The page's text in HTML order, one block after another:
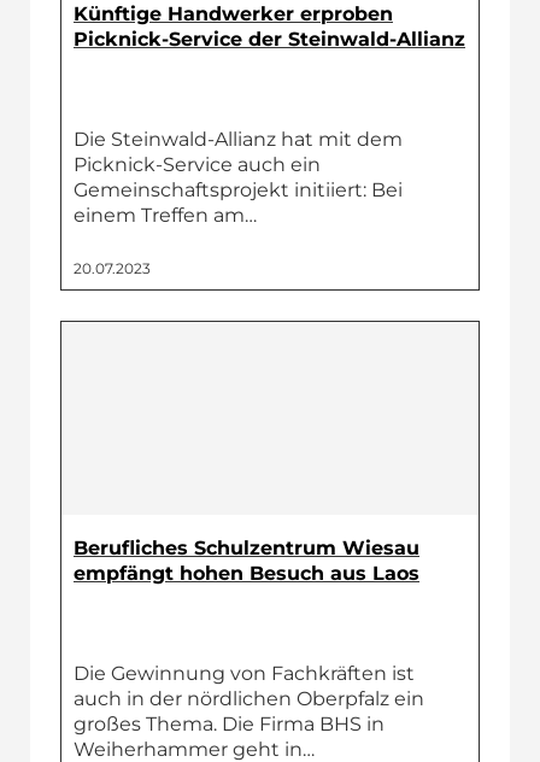
Künftige Handwerker erproben
Picknick-Service der Steinwald-Allianz
Die Steinwald-Allianz hat mit dem
Picknick-Service auch ein
Gemeinschaftsprojekt initiiert: Bei
einem Treffen am…
20.07.2023
Berufliches Schulzentrum Wiesau
empfängt hohen Besuch aus Laos
Die Gewinnung von Fachkräften ist
auch in der nördlichen Oberpfalz ein
großes Thema. Die Firma BHS in
Weiherhammer geht in…